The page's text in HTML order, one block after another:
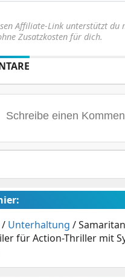
Affiliate-Link unterstützt du
Zusatzkosten für dich.
/ Unterhaltung /
für Action-Thriller mit